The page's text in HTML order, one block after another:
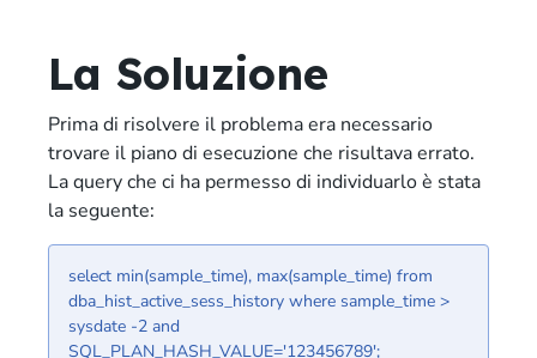
La Soluzione
Prima di risolvere il problema era necessario
trovare il piano di esecuzione che risultava errato.
La query che ci ha permesso di individuarlo è stata
la seguente:
select min(sample_time), max(sample_time) from
dba_hist_active_sess_history where sample_time >
sysdate -2 and
SQL_PLAN_HASH_VALUE='123456789';